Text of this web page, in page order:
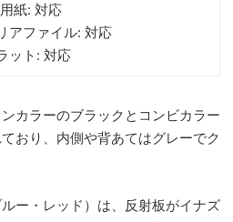
紙: 対応
アファイル: 対応
ット: 対応
カラーのブラックとコンビカラー
おり、内側や背あてはグレーでク
ー・レッド）は、反射板がイナズ